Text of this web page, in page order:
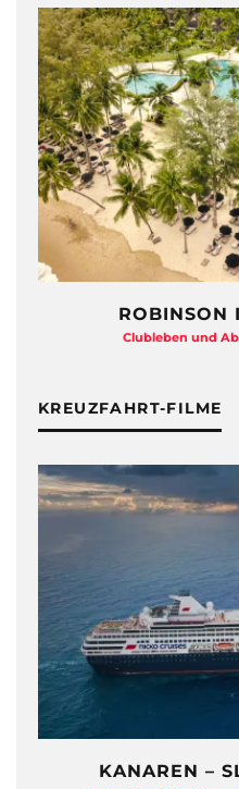
IN KHAO LAK
Abenteuer in Thailand
KREUZFAHRT-FILME
– SLOW CRUISING